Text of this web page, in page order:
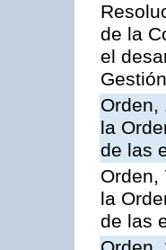
de la
el
Orden,
la
de las
Orden,
la
de las